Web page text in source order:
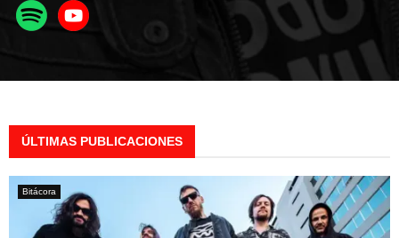
ÚLTIMAS PUBLICACIONES
Bitácora